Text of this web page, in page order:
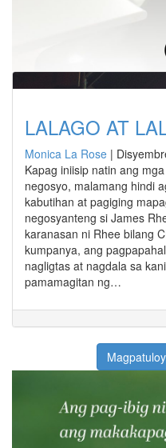
LALAGO AT
Monica La Rose |
Kapag iniisip natin ang
negosyo, malamang hindi
kabutihan at pagiging
negosyanteng si James
karanasan ni Rhee bilang
kumpanya, ang
nagligtas at nagdala sa
pamamagitan ng…